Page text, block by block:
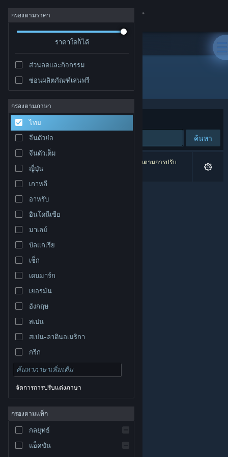
เข้าสู่ระบบ
ชุมชน
เกี่ยวกับ
ฝ่ายสนับสนุน
เปลี่ยนภาษา
รับแอป Steam แบบพกพา
ชมเว็บไซต์สำหรับเดสก์ท็อป
© Valve Corporation สงวนลิขสิทธิ์ เครื่องหมายการค้า
และประเทศอื่น
นโยบายความเป็นส่วนตัว
การช่วยการเข้าถึง|
Steam| การคืนเงิน
กรองตามราคา
ราคาใดก็ได้
ส่วนลดและกิจกรรม
ซ่อนผลิตภัณฑ์เล่นฟรี
กรองตามภาษา
ไทย
จีนตัวย่อ
จีนตัวเต็ม
ญี่ปุ่น
เกาหลี
อาหรับ
อินโดนีเซีย
มาเลย์
บัลแกเรีย
เช็ก
เดนมาร์ก
เยอรมัน
อังกฤษ
สเปน
สเปน-ลาตินอเมริกา
กรีก
จัดการการปรับแต่งภาษา
กรองตามแท็ก
กลยุทธ์
แอ็คชัน
ผู้พัฒนา: Benjamin Soulé
จัดเรียงตาม
ค้นหา
0 ผลลัพธ์ตรงกับที่คุณค้นหา 4 ผลิตภัณฑ์ได้ถูกละเว้นตามการปรับ
แต่งของคุณ